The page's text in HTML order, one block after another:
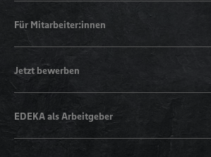
Für Mitarbeiter:innen
Jetzt bewerben
EDEKA als Arbeitgeber